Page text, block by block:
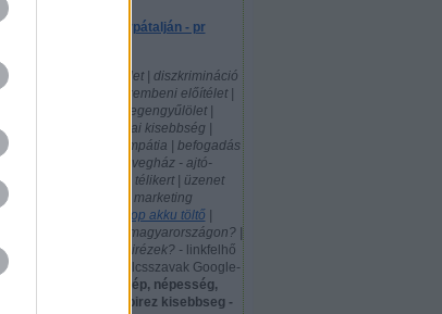
Egy piréz Kárpátalján - pr
politika | közélet | diszkrimináció
| pirézekkel szembeni előítélet |
xenofóbia - idegengyűlölet |
nemzeti, etnikai kisebbség |
előítéletek | empátia | befogadás
| tolerancia | üvegház - ajtó-
ablak gyártás, télikert | üzenet
küldés | mobil marketing
használt laptop akku töltő
hány piréz él magyarországon? |
hol laknak a pirézek? - linkfelhő
- szófelhő - kulcsszavak Google-
nép, népesség,
népcsoport: pirez kisebbseg -